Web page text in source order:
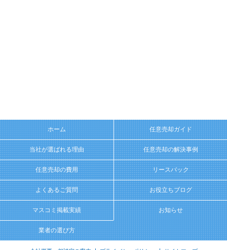
ホーム 任意売却ガイド
当社が選ばれる理由 任意売却の解決事例
任意売却の費用 リースバック
よくあるご質問 お役立ちブログ
マスコミ掲載実績 お知らせ
業者の選び方